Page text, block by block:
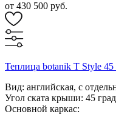
от 430 500 руб.
Теплица botanik T Style 45
Вид: английская, с
Угол ската крыши: 45
Основной каркас: